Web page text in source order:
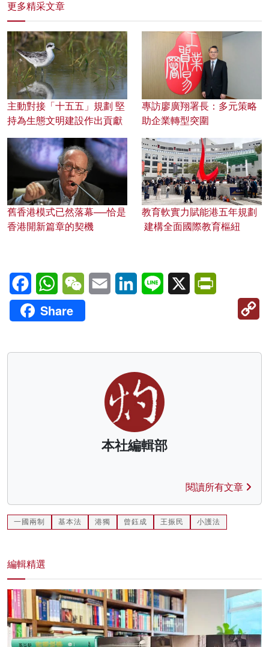
更多精采文章
主動對接「十五五」規劃 堅
持為生態文明建設作出貢獻
專訪廖廣翔署長：多元策略
助企業轉型突圍
舊香港模式已然落幕──恰是
香港開新篇章的契機
教育軟實力賦能港五年規劃
建構全面國際教育樞紐
FacebookWhatsAppWeChatEmail LinkedInLine X
Share
本社編輯部
閱讀所有文章
一國兩制 基本法 港獨 曾鈺成 王振民 小護法
編輯精選